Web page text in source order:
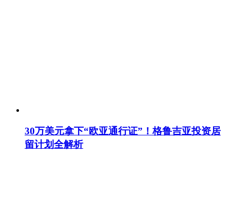
30万美元拿下“欧亚通行证”！格鲁吉亚投资居
留计划全解析